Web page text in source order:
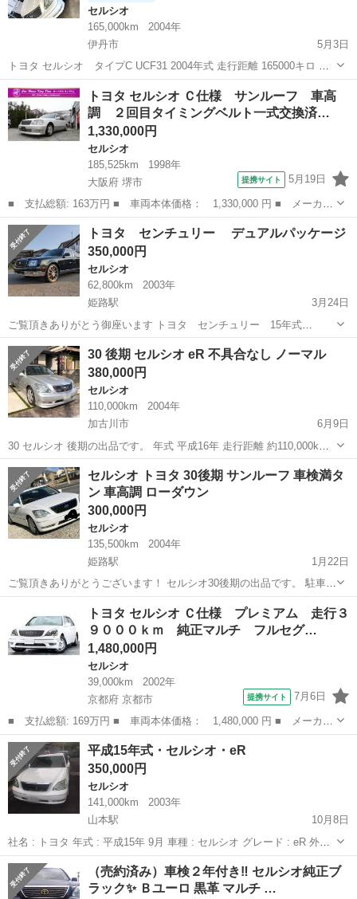
セルシオ
165,000km
2004年
伊丹市
5月3日
トヨタ セルシオ タイプC UCF31 2004年式 走行距離 165000キロ 事
故歴なし 車検 今年2月に取得したばかりなのでかなり残ってます 総額
50万円 状態 大きな凹みなどキズはないと思います 小キズ...
兵庫 伊丹市 セルシオ 走行距離
トヨタ セルシオ Ｃ仕様 サンルーフ 車高
調 ２回目タイミングベルト一式交換済…
1,330,000円
セルシオ
185,525km
1998年
大阪府 堺市
提携サイト 5月19日
■ 支払総額: 163万円 ■ 車両本体価格： 1,330,000 円 ■ メーカー
名： トヨタ ■ 車種名： セルシオ ■ グレード名： Ｃ仕様 サ
ンルーフ 車高調 ２回目タイミングベルト一式交換済み ファンベ
ルト テン...
大阪 堺市 セルシオ
トヨタ センチュリー デュアルパッケージ
350,000円
セルシオ
62,800km
2003年
姫路駅
3月24日
ご覧頂きありがとう御座います トヨタ センチュリー 15年式
62800km 外装色々 ダークグリーン 装備 革シート パワーシート シー
トヒーター クルーズコントロール エアサス ETC 社外20インチア
ルミ ロー...
兵庫 姫路市 姫路駅 センチュリー
30 後期 セルシオ eR 不具合なし ノーマル
380,000円
セルシオ
110,000km
2004年
加古川市
6月9日
30 セルシオ 後期の出品です。 年式 平成16年 走行距離 約110,000km
(使用しているので多少伸びます) 車検 令和4年2月27日まで 現状不具合
なし。 約8年ほど前にトヨタのUーcarでワンオーナー車で購入し、...
兵庫 加古川市 セルシオ 車両
セルシオ トヨタ 30後期 サンルーフ 車検満タ
ン 車高調 ローダウン
300,000円
セルシオ
135,500km
2004年
姫路駅
1月22日
ご覧頂きありがとうございます！ セルシオ30後期の出品です。 駐車場
の関係でなくなく手放す事になりました！ かなり綺麗だとはおもいま
す。 内装ブラックレザーシート シートヒーター サンルーフ 異音なし
エンジン良好です。 ラ...
姫路駅 後期
トヨタ セルシオ Ｃ仕様 プレミアム 走行３
９０００ｋｍ 純正マルチ フルセグ…
1,480,000円
セルシオ
39,000km
2002年
京都府 京都市
提携サイト 7月6日
■ 支払総額: 169万円 ■ 車両本体価格： 1,480,000 円 ■ メーカー
名： トヨタ ■ 車種名： セルシオ ■ グレード名： Ｃ仕様 プ
レミアム 走行３９０００ｋｍ 純正マルチ フルセグＴＶ マーク
レビンソン...
京都 京都市 セルシオ
平成15年式・セルシオ・eR
350,000円
セルシオ
141,000km
2003年
山本駅
10月8日
社名 : トヨタ 年式 : 平成15年 9月 車種 : セルシオ グレード : eR 外装 :
パールホワイト 内装 : クロ 走行距離 : 141000 キロ 車検 : 無し 修復歴
: あり 装備 ...
兵庫 山本駅 セルシオ パールホワイト
（売約済み）車検２年付き‼️ セルシオ純正ブ
ラック✨ Ｂユーロ 黒革 マルチ …